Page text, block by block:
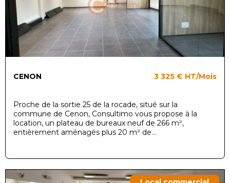
CENON 3 325 € HT/Mois
Proche de la sortie 25 de la rocade, situé sur la
commune de Cenon, Consultimo vous propose à la
location, un plateau de bureaux neuf de 266 m²,
entièrement aménagés plus 20 m² de...